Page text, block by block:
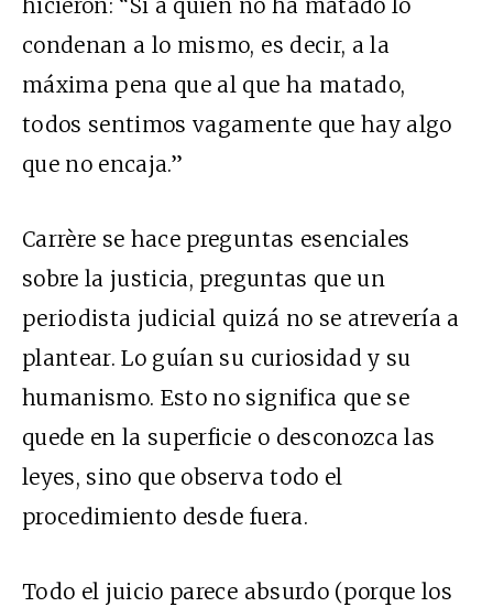
hicieron: “Si a quien no ha matado lo
condenan a lo mismo, es decir, a la
máxima pena que al que ha matado,
todos sentimos vagamente que hay algo
que no encaja.”
Carrère se hace preguntas esenciales
sobre la justicia, preguntas que un
periodista judicial quizá no se atrevería a
plantear. Lo guían su curiosidad y su
humanismo. Esto no significa que se
quede en la superficie o desconozca las
leyes, sino que observa todo el
procedimiento desde fuera.
Todo el juicio parece absurdo (porque los